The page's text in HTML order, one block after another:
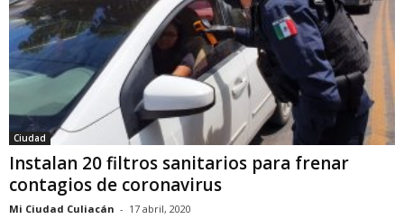
Ciudad
Instalan 20 filtros sanitarios para frenar
contagios de coronavirus
Mi Ciudad Culiacán - 17 abril, 2020